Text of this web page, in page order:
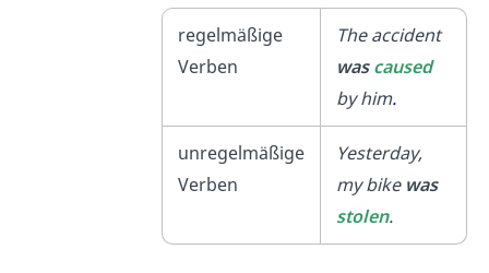
regelmäßige
Verben
The accident
wascaused
by him.
unregelmäßige
Verben
Yesterday,
my bike was
stolen.